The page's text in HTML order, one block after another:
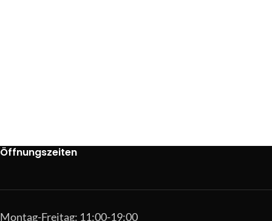
Öffnungszeiten
Montag-Freitag: 11:00-19:00